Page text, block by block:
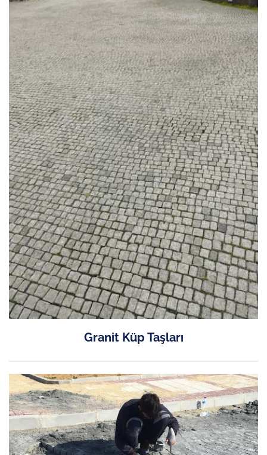
Granit Küp Taşları